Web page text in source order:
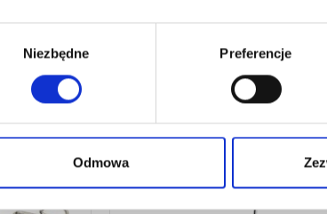
Niezbędne Preferencje
Odmowa